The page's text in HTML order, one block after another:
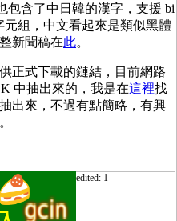
包含了中日韓的漢字，支援 bi
元組，中文看起來是類似黑體
新聞稿在此。
正式下載的鏈結，目前網路
中抽出來的，我是在這裡找
出來，不過有點簡略，有興
edited: 1